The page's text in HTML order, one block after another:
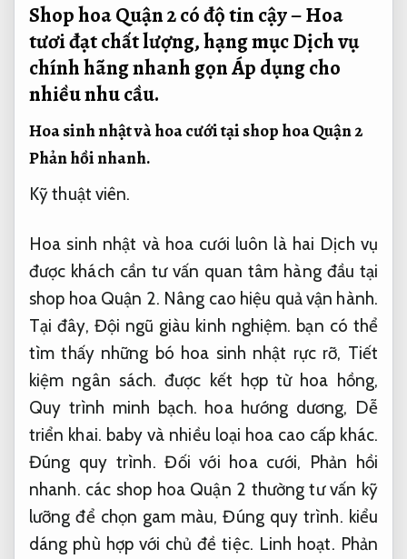
Shop hoa Quận 2 có độ tin cậy – Hoa
tươi đạt chất lượng, hạng mục Dịch vụ
chính hãng nhanh gọnÁp dụng cho
nhiều nhu cầu.
Hoa sinh nhật và hoa cưới tại shop hoa Quận 2
Phản hồi nhanh.
Kỹ thuật viên.
Hoa sinh nhật và hoa cưới luôn là hai Dịch vụ
được khách cần tư vấn quan tâm hàng đầu tại
shop hoa Quận 2. Nâng cao hiệu quả vận hành.
Tại đây, Đội ngũ giàu kinh nghiệm. bạn có thể
tìm thấy những bó hoa sinh nhật rực rỡ, Tiết
kiệm ngân sách. được kết hợp từ hoa hồng,
Quy trình minh bạch. hoa hướng dương, Dễ
triển khai. baby và nhiều loại hoa cao cấp khác.
Đúng quy trình. Đối với hoa cưới, Phản hồi
nhanh. các shop hoa Quận 2 thường tư vấn kỹ
lưỡng để chọn gam màu,Đúng quy trình. kiểu
dáng phù hợp với chủ đề tiệc. Linh hoạt. Phản